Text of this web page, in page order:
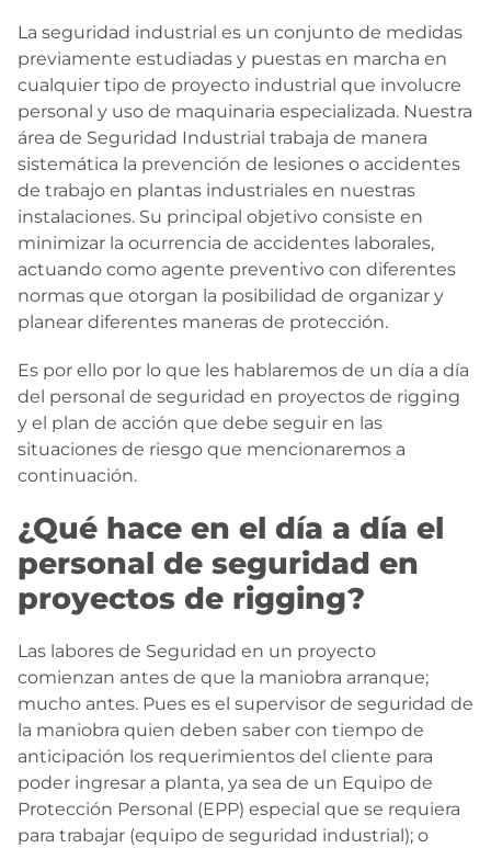
La seguridad industrial es un conjunto de medidas
previamente estudiadas y puestas en marcha en
cualquier tipo de proyecto industrial que involucre
personal y uso de maquinaria especializada. Nuestra
área de Seguridad Industrial trabaja de manera
sistemática la prevención de lesiones o accidentes
de trabajo en plantas industriales en nuestras
instalaciones. Su principal objetivo consiste en
minimizar la ocurrencia de accidentes laborales,
actuando como agente preventivo con diferentes
normas que otorgan la posibilidad de organizar y
planear diferentes maneras de protección.
Es por ello por lo que les hablaremos de un día a día
del personal de seguridad en proyectos de rigging
y el plan de acción que debe seguir en las
situaciones de riesgo que mencionaremos a
continuación.
¿Qué hace en el día a día el
personal de seguridad en
proyectos de rigging?
Las labores de Seguridad en un proyecto
comienzan antes de que la maniobra arranque;
mucho antes. Pues es el supervisor de seguridad de
la maniobra quien deben saber con tiempo de
anticipación los requerimientos del cliente para
poder ingresar a planta, ya sea de un Equipo de
Protección Personal (EPP) especial que se requiera
para trabajar (equipo de seguridad industrial); o